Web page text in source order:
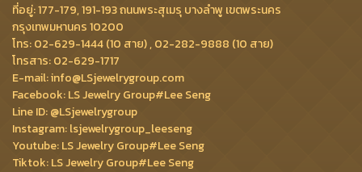
ที่อยู่: 177-179, 191-193 ถนนพระสุเมรุ บางลำพู เขตพระนคร
กรุงเทพมหานคร 10200
โทร: 02-629-1444 (10 สาย) , 02-282-9888 (10 สาย)
โทรสาร: 02-629-1717
E-mail: info@LSjewelrygroup.com
Facebook: LS Jewelry Group#Lee Seng
Line ID: @LSjewelrygroup
Instagram: lsjewelrygroup_leeseng
Youtube: LS Jewelry Group#Lee Seng
Tiktok: LS Jewelry Group#Lee Seng